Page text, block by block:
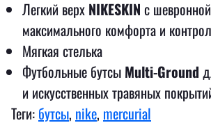
Легкий верх NIKESKIN с
максимального комфорта и
Мягкая стелька
Футбольные бутсы Multi-Ground
и искусственных травяных
Теги: бутсы, nike, mercurial